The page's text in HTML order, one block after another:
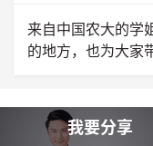
来自中国农大的学
的地方，也为大家
我要分享